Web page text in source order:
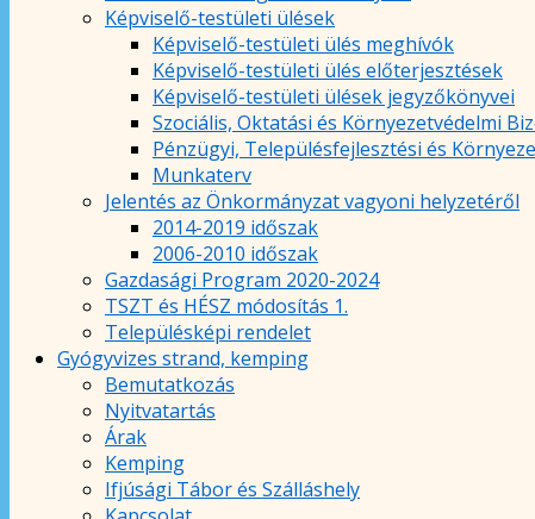
Képviselő-testületi ülések
Képviselő-testületi ülés meghívók
Képviselő-testületi ülés előterjesztések
Képviselő-testületi ülések jegyzőkönyvei
Szociális, Oktatási és Környezetvédelmi
Pénzügyi, Településfejlesztési és
Munkaterv
Jelentés az Önkormányzat vagyoni helyzetéről
2014-2019 időszak
2006-2010 időszak
Gazdasági Program 2020-2024
TSZT és HÉSZ módosítás 1.
Településképi rendelet
Gyógyvizes strand, kemping
Bemutatkozás
Nyitvatartás
Árak
Kemping
Ifjúsági Tábor és Szálláshely